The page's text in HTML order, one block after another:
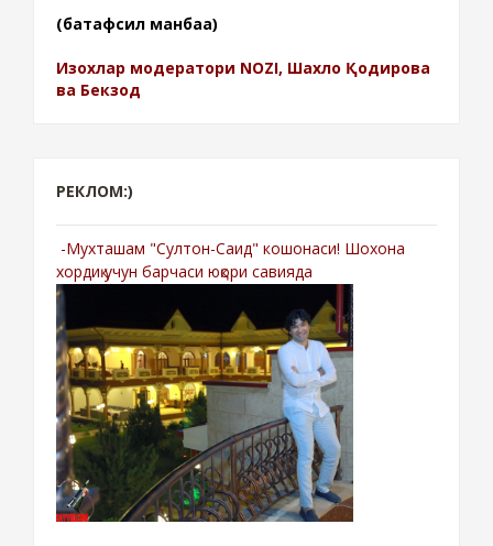
(батафсил манбаа)
Изохлар модератори NOZI, Шахло Қодирова
ва Бекзод
РЕКЛОМ:)
-Мухташам "Султон-Саид" кошонаси! Шохона
хордиқ учун барчаси юқори савияда